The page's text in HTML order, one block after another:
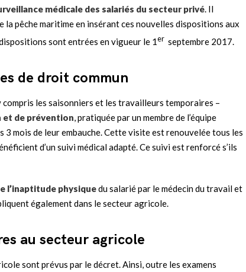
médicale des salariés du secteur privé. Il
pêche maritime en insérant ces nouvelles dispositions aux
sont entrées en vigueur le 1er septembre 2017.
de droit commun
les saisonniers et les travailleurs temporaires –
et de prévention, pratiquée par un membre de l’équipe
mois de leur embauche. Cette visite est renouvelée tous les
d’un suivi médical adapté. Ce suivi est renforcé s’ils
l’inaptitude physiquedu salarié par le médecin du travail et
également dans le secteur agricole.
au secteur agricole
sont prévus par le décret. Ainsi, outre les examens